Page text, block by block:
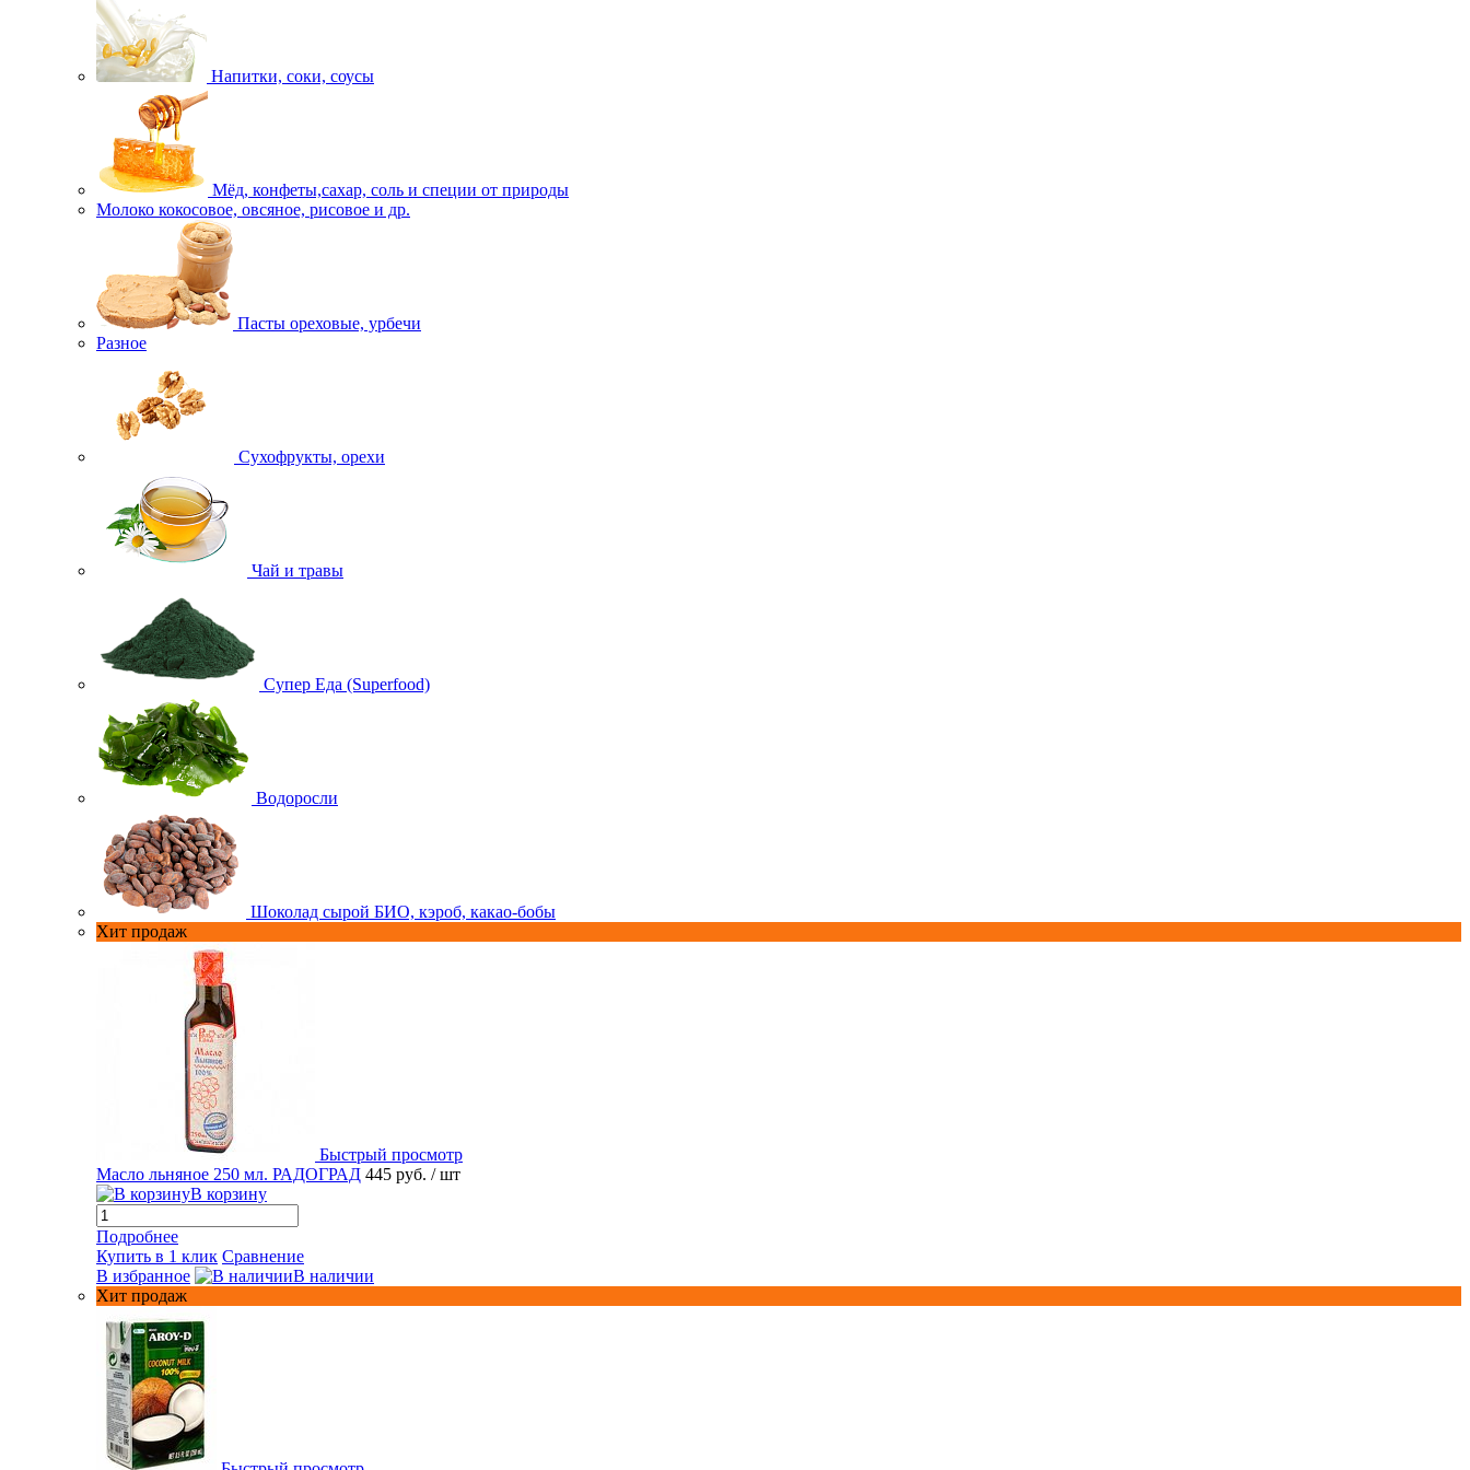
Напитки, соки, соусы
Мёд, конфеты,сахар, соль и специи от природы
Молоко кокосовое, овсяное, рисовое и др.
Пасты ореховые, урбечи
Разное
Сухофрукты, орехи
Чай и травы
Супер Еда (Superfood)
Водоросли
Шоколад сырой БИО, кэроб, какао-бобы
Хит продаж
Быстрый просмотр
Масло льняное 250 мл. РАДОГРАД 445 руб. / шт
В корзину
Подробнее
Купить в 1 клик Сравнение
В избранное
В наличии
Хит продаж